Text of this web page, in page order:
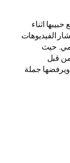
اثناء
الفيديوهات
حيث
قبل
ويرفضها جملة